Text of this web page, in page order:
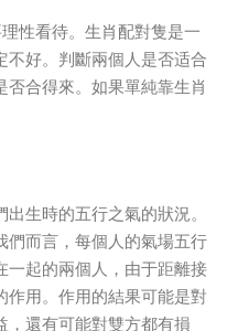
性看待。生肖配對隻是一
不好。判斷兩個人是否适合
合得來。如果單純靠生肖
生時的五行之氣的狀況。
們而言，每個人的氣場五行
一起的兩個人，由于距離接
作用。作用的結果可能是對
，還有可能對雙方都有損